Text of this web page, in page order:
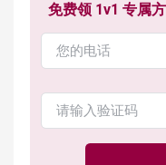
免费领 1v1 专属